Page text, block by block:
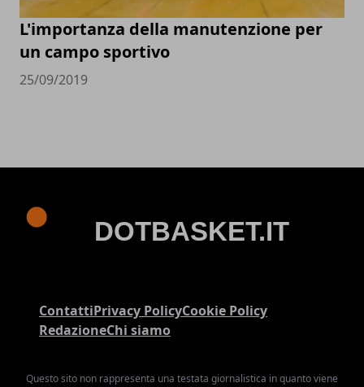
L'importanza della manutenzione per
un campo sportivo
25/09/2019
ContattiPrivacy PolicyCookie Policy
RedazioneChi siamo
Questo sito non rappresenta una testata giornalistica in quanto viene